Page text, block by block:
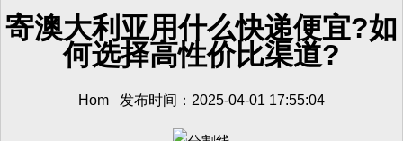
寄澳大利亚用什么快递便宜?如
何选择高性价比渠道?
Hom 发布时间：2025-04-01 17:55:04